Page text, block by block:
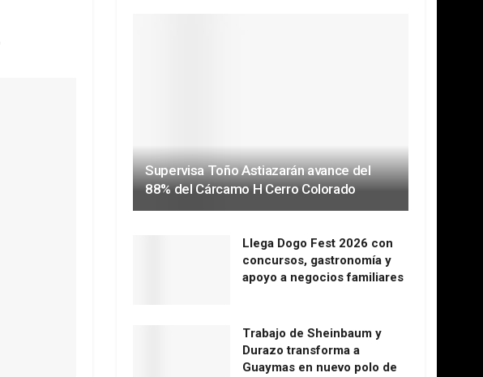
Supervisa Toño Astiazarán avance del
88% del Cárcamo H Cerro Colorado
Llega Dogo Fest 2026 con
concursos, gastronomía y
apoyo a negocios familiares
Trabajo de Sheinbaum y
Durazo transforma a
Guaymas en nuevo polo de